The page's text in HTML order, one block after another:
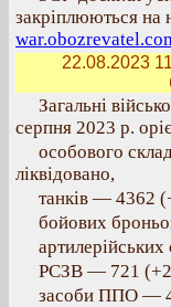
закріплюються
22.08.2023
Загальні
серпня 2023 р.
особового
ліквідовано,
танків — 4362
бойових
РСЗВ — 721
засоби ППО —